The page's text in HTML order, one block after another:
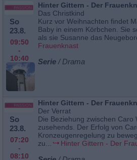
So
23.8.
09:50
-
10:40
Hinter Gittern - Der
Das Christkind
Kurz vor Weihnachten findet
Baby in einem Körbchen. Sie
als sie Susanne das
Frauenknast
Serie / Drama
So
23.8.
07:20
-
08:10
Hinter Gittern - Der
Der Verrat
Die Beziehung zwischen
zusehends. Der Erfolg von
Kronzeugenregelung zu
zu...
Hinter Gittern - Der